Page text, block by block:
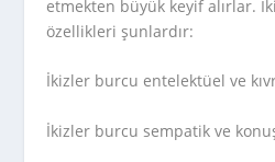
etmekten büyük keyif alırlar.
özellikleri şunlardır:
İkizler burcu entelektüel ve
İkizler burcu sempatik ve